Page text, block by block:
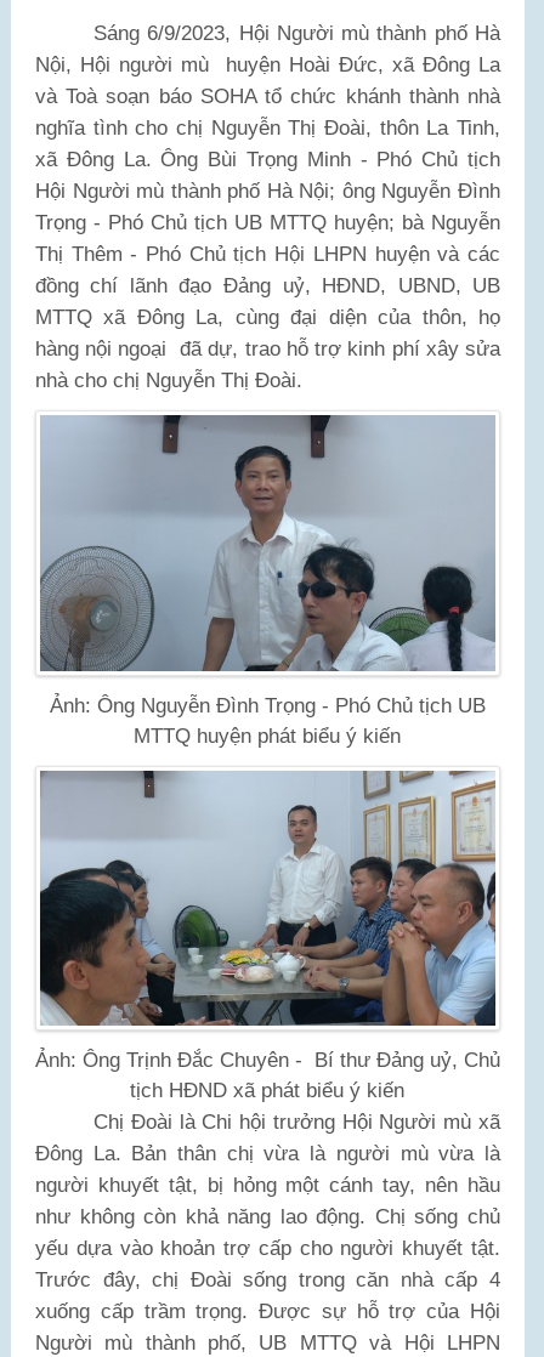
Sáng 6/9/2023, Hội Người mù thành phố Hà
Nội, Hội người mù
huyện Hoài Đức, xã Đông La
và Toà soạn báo SOHA tổ chức khánh thành nhà
nghĩa tình cho chị Nguyễn Thị Đoài, thôn La Tinh,
xã Đông La. Ông Bùi Trọng Minh - Phó Chủ tịch
Hội Người mù thành phố Hà Nội; ông Nguyễn Đình
Trọng - Phó Chủ tịch UB MTTQ huyện; bà Nguyễn
Thị Thêm - Phó Chủ tịch Hội LHPN huyện và các
đồng chí lãnh đạo Đảng uỷ, HĐND, UBND, UB
MTTQ xã Đông La, cùng đại diện của thôn, họ
hàng nội ngoại đã dự, trao hỗ trợ kinh phí xây sửa
nhà cho chị Nguyễn Thị Đoài.
Ảnh: Ông Nguyễn Đình Trọng - Phó Chủ tịch UB
MTTQ huyện phát biểu ý kiến
Ảnh: Ông Trịnh Đắc Chuyên - Bí thư Đảng uỷ, Chủ
tịch HĐND xã phát biểu ý kiến
Chị Đoài là Chi hội trưởng Hội Người mù xã
Đông La. Bản thân chị vừa là người mù vừa là
người khuyết tật, bị hỏng một cánh tay, nên hầu
như không còn khả năng lao động. Chị sống chủ
yếu dựa vào khoản trợ cấp cho người khuyết tật.
Trước đây, chị Đoài sống trong căn nhà cấp 4
xuống cấp trầm trọng. Được sự hỗ trợ của Hội
Người mù thành phố, UB MTTQ và Hội LHPN